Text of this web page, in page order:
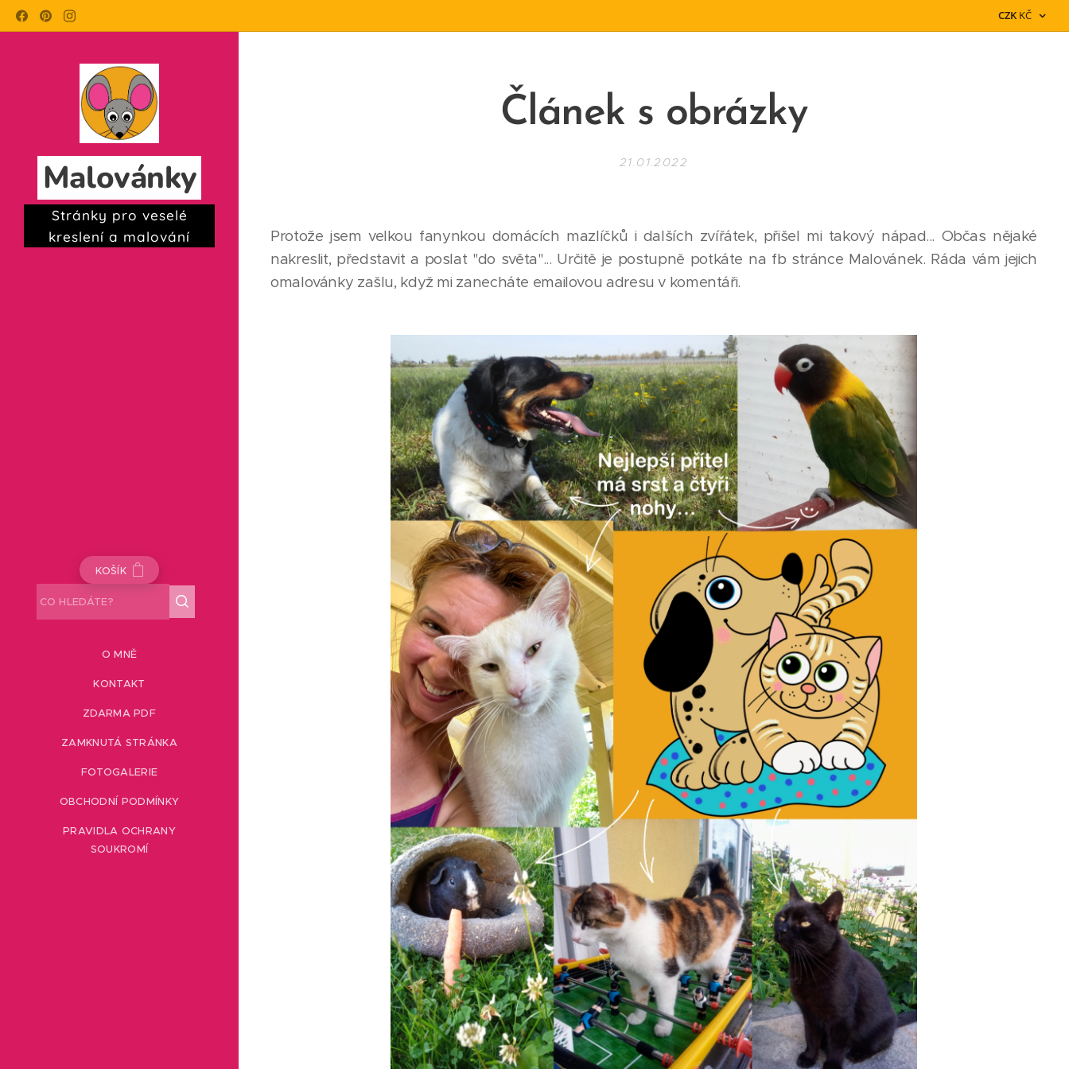
CZK KČ
Malovánky
Stránky pro veselé
kreslení a malování
KOŠÍK
O MNĚ
KONTAKT
ZDARMA PDF
ZAMKNUTÁ STRÁNKA
FOTOGALERIE
OBCHODNÍ PODMÍNKY
PRAVIDLA OCHRANY
SOUKROMÍ
Článek s obrázky
21.01.2022
Protože jsem velkou fanynkou domácích mazlíčků i dalších zvířátek, přišel mi takový nápad... Občas nějaké
nakreslit, představit a poslat "do světa"... Určitě je postupně potkáte na fb stránce Malovánek. Ráda vám jejich
omalovánky zašlu, když mi zanecháte emailovou adresu v komentáři.